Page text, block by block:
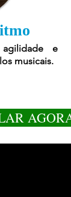
e
musicais.